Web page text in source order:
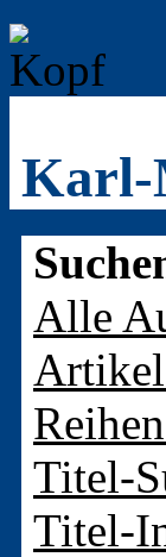
Karl-
Alle
Titel-
Titel-